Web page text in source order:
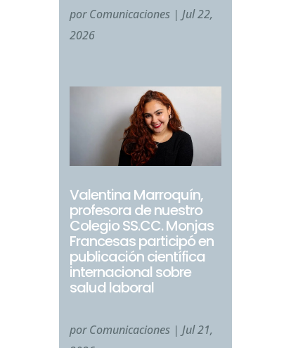
porComunicaciones |Jul 22,
2026
Valentina Marroquín,
profesora de nuestro
Colegio SS.CC. Monjas
Francesas participó en
publicación científica
internacional sobre
salud laboral
porComunicaciones |Jul 21,